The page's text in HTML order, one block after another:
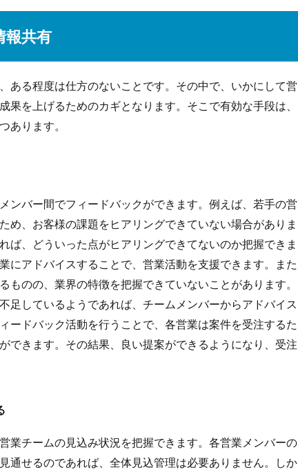
報共有
ある程度は仕方のないことです。その中で、いかにして営
果を上げるためのカギとなります。そこで有効な手段は、
あります。
ンバー間でフィードバックができます。例えば、若手の営
め、お客様の課題をヒアリングできていない場合がありま
ば、どういった点がヒアリングできてないのか把握できま
にアドバイスすることで、営業活動を支援できます。また
ものの、業界の特徴を把握できていないことがあります。
足しているようであれば、チームメンバーからアドバイス
ードバック活動を行うことで、各営業は案件を受注するた
できます。その結果、良い提案ができるようになり、受注
業チームの見込み状況を把握できます。各営業メンバーの
通せるのであれば、全体見込管理は必要ありません。しか